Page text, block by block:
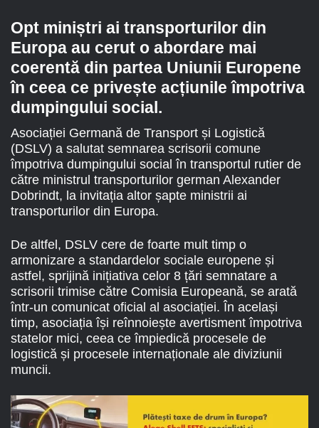
Opt miniștri ai transporturilor din
Europa au cerut o abordare mai
coerentă din partea Uniunii Europene
în ceea ce privește acțiunile împotriva
dumpingului social.
Asociației Germană de Transport și Logistică
(DSLV) a salutat semnarea scrisorii comune
împotriva dumpingului social în transportul rutier de
către ministrul transporturilor german Alexander
Dobrindt, la invitația altor șapte ministrii ai
transporturilor din Europa.
De altfel, DSLV cere de foarte mult timp o
armonizare a standardelor sociale europene și
astfel, sprijină inițiativa celor 8 țări semnatare a
scrisorii trimise către Comisia Europeană, se arată
într-un comunicat oficial al asociației. În același
timp, asociația își reînnoiește avertisment împotriva
statelor mici, ceea ce împiedică procesele de
logistică și procesele internaționale ale diviziunii
muncii.